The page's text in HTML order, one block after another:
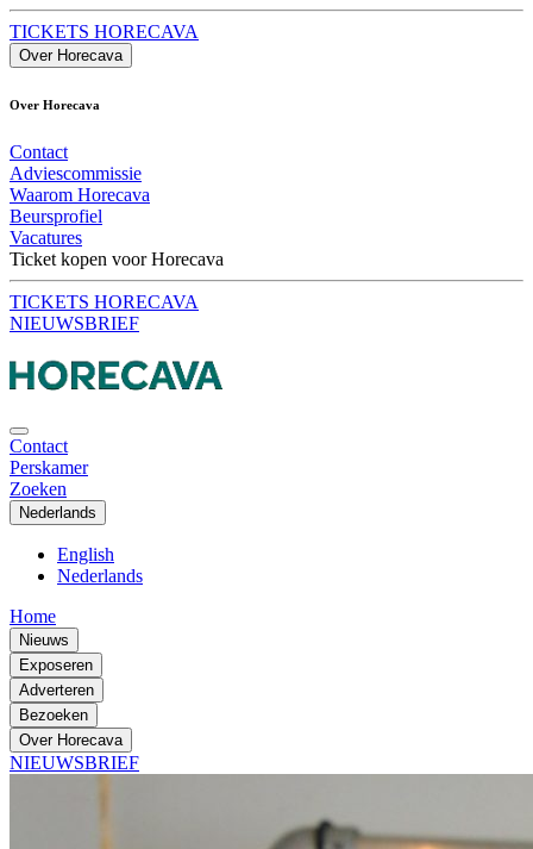
TICKETS HORECAVA
Over Horecava
Over Horecava
Contact
Adviescommissie
Waarom Horecava
Beursprofiel
Vacatures
Ticket kopen voor Horecava
TICKETS HORECAVA
NIEUWSBRIEF
Contact
Perskamer
Zoeken
Nederlands
English
Nederlands
Home
Nieuws
Exposeren
Adverteren
Bezoeken
Over Horecava
NIEUWSBRIEF